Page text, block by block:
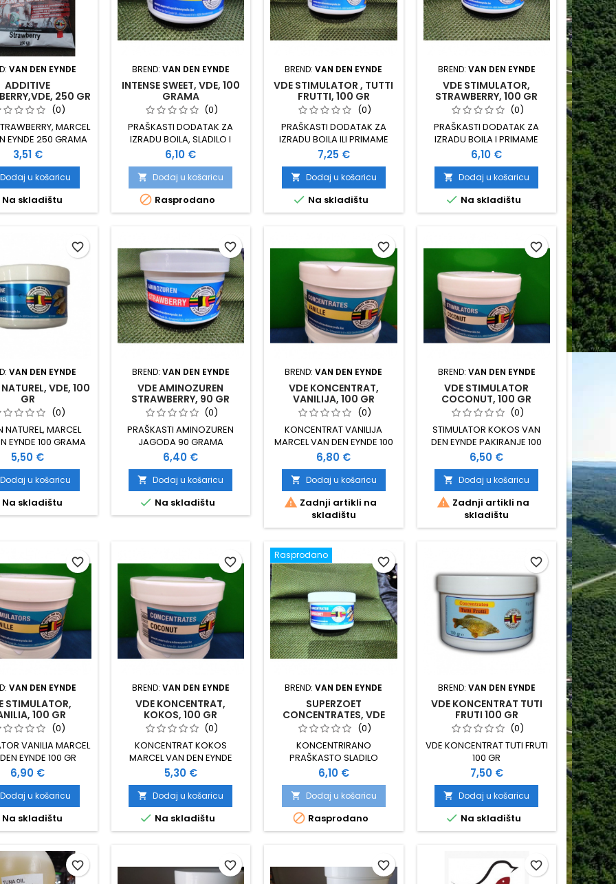
VAN DEN EYNDE
ADDITIVE
250 GR
(0)
MARCEL
EYNDE 250 GRAMA
UMJETNIH BOJA
Cijena
3,51 €
Dodaj u košaricu
Na skladištu
BREND: VAN DEN EYNDE
INTENSE SWEET, VDE, 100
GRAMA
(0)
PRAŠKASTI DODATAK ZA
IZRADU BOILA, SLADILO I
POJAČIVAČ OKUSA
PAKIRANJE 100 GRAMA
Cijena
6,10 €
 Dodaj u košaricu
 Rasprodano
BREND:VAN DEN EYNDE
VDE STIMULATOR , TUTTI
FRUTTI, 100 GR
(0)
PRAŠKASTI DODATAK ZA
IZRADU BOILA ILI PRIMAME
STIMULATOR TUTTI FRUTTI
PAKIRANJE 100 GRAMA
Cijena
7,25 €
 Dodaj u košaricu
 Na skladištu
BREND: VAN DEN EYNDE
VDE STIMULATOR,
STRAWBERRY, 100 GR
(0)
PRAŠKASTI DODATAK ZA
IZRADU BOILA I PRIMAME
STIMULATOR APETITA,
JAGODA PAKIRANJE 100
GRAMA
Cijena
6,10 €
 Dodaj u košaricu
 Na skladištu
VAN DEN EYNDE
VDE, 100
GR
(0)
NATUREL, MARCEL
EYNDE 100 GRAMA
Cijena
5,50 €
Dodaj u košaricu
Na skladištu
favorite_border
BREND: VAN DEN EYNDE
VDE AMINOZUREN
STRAWBERRY, 90 GR
(0)
PRAŠKASTI AMINOZUREN
JAGODA 90 GRAMA
Cijena
6,40 €
 Dodaj u košaricu
 Na skladištu
favorite_border
BREND:VAN DEN EYNDE
VDE KONCENTRAT,
VANILIJA, 100 GR
(0)
KONCENTRAT VANILIJA
MARCEL VAN DEN EYNDE 100
GRAMA
Cijena
6,80 €
 Dodaj u košaricu
 Zadnji artikli na
skladištu
favorite_border
BREND: VAN DEN EYNDE
VDE STIMULATOR
COCONUT, 100 GR
(0)
STIMULATOR KOKOS VAN
DEN EYNDE PAKIRANJE 100
GRAMA
Cijena
6,50 €
 Dodaj u košaricu
 Zadnji artikli na
skladištu
favorite_border
VAN DEN EYNDE
STIMULATOR,
100 GR
(0)
VANILIA MARCEL
EYNDE 100 GR
Cijena
6,90 €
Dodaj u košaricu
Na skladištu
favorite_border
BREND: VAN DEN EYNDE
VDE KONCENTRAT,
KOKOS, 100 GR
(0)
KONCENTRAT KOKOS
MARCEL VAN DEN EYNDE
PAKIRANJE 100 GRAMA
Cijena
5,30 €
 Dodaj u košaricu
 Na skladištu
favorite_border
Rasprodano
BREND:VAN DEN EYNDE
SUPERZOET
CONCENTRATES, VDE
(0)
KONCENTRIRANO
PRAŠKASTO SLADILO
PRAŠKASTI DODATAK ZA
IZRADU BOILA I PRIMAME
PAKIRANJE 100 GRAMA
Cijena
6,10 €
 Dodaj u košaricu
 Rasprodano
favorite_border
BREND: VAN DEN EYNDE
VDE KONCENTRAT TUTI
FRUTI 100 GR
(0)
VDE KONCENTRAT TUTI FRUTI
100 GR
Cijena
7,50 €
 Dodaj u košaricu
 Na skladištu
favorite_border
favorite_border favorite_border favorite_border favorite_border